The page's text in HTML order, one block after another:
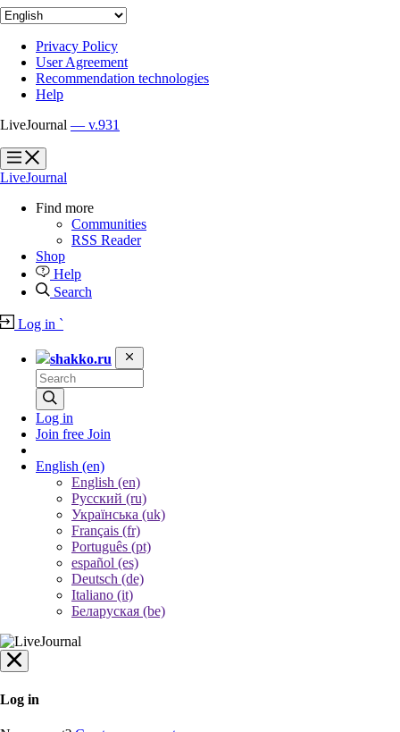
Privacy Policy
User Agreement
Recommendation technologies
Help
LiveJournal — v.931
?
?
LiveJournal
Find more
Communities
RSS Reader
Shop
Help
Search
Log in `
shakko.ru
Log in
Join free Join
English (en)
English (en)
Русский (ru)
Українська (uk)
Français (fr)
Português (pt)
español (es)
Deutsch (de)
Italiano (it)
Беларуская (be)
Log in